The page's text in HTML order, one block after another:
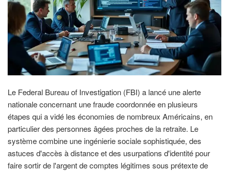
Le Federal Bureau of Investigation (FBI) a lancé une alerte
nationale concernant une fraude coordonnée en plusieurs
étapes qui a vidé les économies de nombreux Américains, en
particulier des personnes âgées proches de la retraite. Le
système combine une ingénierie sociale sophistiquée, des
astuces d'accès à distance et des usurpations d'identité pour
faire sortir de l'argent de comptes légitimes sous prétexte de